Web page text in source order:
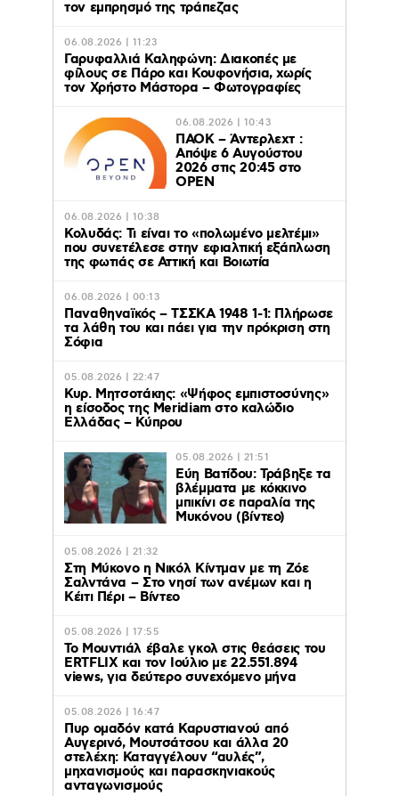
τον εμπρησμό της τράπεζας
06.08.2026 | 11:23
Γαρυφαλλιά Καληφώνη: Διακοπές με
φίλους σε Πάρο και Κουφονήσια, χωρίς
τον Χρήστο Μάστορα – Φωτογραφίες
06.08.2026 | 10:43
ΠΑΟΚ – Άντερλεχτ :
Απόψε 6 Αυγούστου
2026 στις 20:45 στο
ΟΡΕΝ
06.08.2026 | 10:38
Κολυδάς: Τι είναι το «πολωμένο μελτέμι»
που συνετέλεσε στην εφιαλτική εξάπλωση
της φωτιάς σε Αττική και Βοιωτία
06.08.2026 | 00:13
Παναθηναϊκός – ΤΣΣΚΑ 1948 1-1: Πλήρωσε
τα λάθη του και πάει για την πρόκριση στη
Σόφια
05.08.2026 | 22:47
Κυρ. Μητσοτάκης: «Ψήφος εμπιστοσύνης»
η είσοδος της Meridiam στο καλώδιο
Ελλάδας – Κύπρου
05.08.2026 | 21:51
Εύη Βατίδου: Τράβηξε τα
βλέμματα με κόκκινο
μπικίνι σε παραλία της
Μυκόνου (βίντεο)
05.08.2026 | 21:32
Στη Μύκονο η Νικόλ Κίντμαν με τη Ζόε
Σαλντάνα – Στο νησί των ανέμων και η
Κέιτι Πέρι – Βίντεο
05.08.2026 | 17:55
Το Μουντιάλ έβαλε γκολ στις θεάσεις του
ERTFLIX και τον Ιούλιο με 22.551.894
views, για δεύτερο συνεχόμενο μήνα
05.08.2026 | 16:47
Πυρ ομαδόν κατά Καρυστιανού από
Αυγερινό, Μουτσάτσου και άλλα 20
στελέχη: Καταγγέλουν “αυλές”,
μηχανισμούς και παρασκηνιακούς
ανταγωνισμούς